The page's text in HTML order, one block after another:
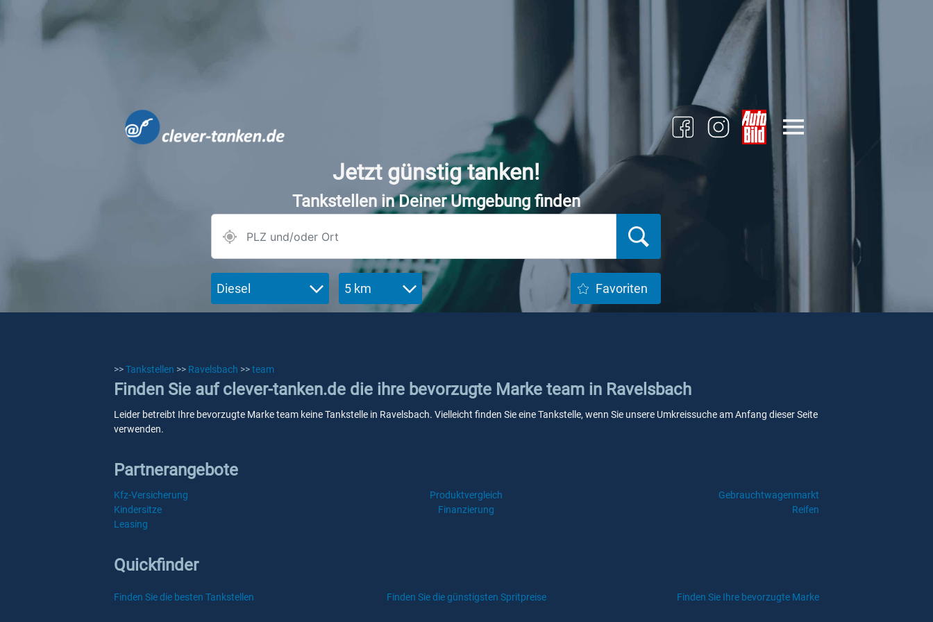
Jetzt günstig tanken!
Tankstellen in Deiner Umgebung finden
Diesel 5 km Favoriten
>>Tankstellen >> Ravelsbach >>team
Finden Sie auf clever-tanken.de die ihre bevorzugte Marke team in Ravelsbach
Leider betreibt Ihre bevorzugte Marke team keine Tankstelle in Ravelsbach. Vielleicht finden Sie eine Tankstelle, wenn Sie unsere Umkreissuche am Anfang dieser Seite
verwenden.
Partnerangebote
Kfz-Versicherung Produktvergleich
Gebrauchtwagenmarkt
Kindersitze
Finanzierung
Reifen
Leasing
Quickfinder
Finden Sie die besten Tankstellen Finden Sie die günstigsten Spritpreise Finden Sie Ihre bevorzugte Marke